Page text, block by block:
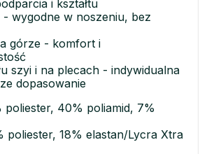
i kształtu
wygodne w noszeniu, bez
górze - komfort i
szyi i na plecach - indywidualna
dopasowanie
poliester, 40% poliamid, 7%
poliester, 18% elastan/Lycra Xtra